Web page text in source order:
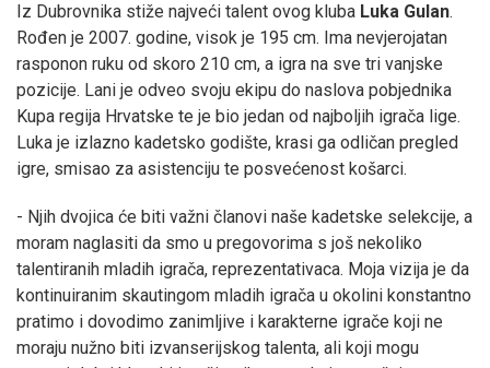
Iz Dubrovnika stiže najveći talent ovog kluba Luka Gulan.
Rođen je 2007. godine, visok je 195 cm. Ima nevjerojatan
rasponon ruku od skoro 210 cm, a igra na sve tri vanjske
pozicije. Lani je odveo svoju ekipu do naslova pobjednika
Kupa regija Hrvatske te je bio jedan od najboljih igrača lige.
Luka je izlazno kadetsko godište, krasi ga odličan pregled
igre, smisao za asistenciju te posvećenost košarci.
- Njih dvojica će biti važni članovi naše kadetske selekcije, a
moram naglasiti da smo u pregovorima s još nekoliko
talentiranih mladih igrača, reprezentativaca. Moja vizija je da
kontinuiranim skautingom mladih igrača u okolini konstantno
pratimo i dovodimo zanimljive i karakterne igrače koji ne
moraju nužno biti izvanserijskog talenta, ali koji mogu